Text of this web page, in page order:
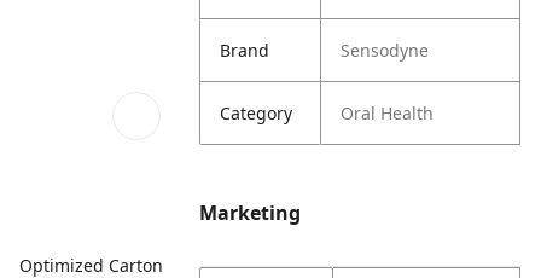
Optimized Carton
Brand Sensodyne
Category Oral Health
Marketing